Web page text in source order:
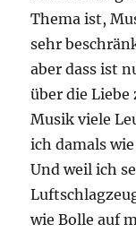
Thema ist,
sehr
aber dass ist
über die
Musik viele
ich damals
Und weil ich
wie Bolle auf